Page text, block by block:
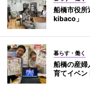
船橋市役所
kibaco」
暮らす・働く
船橋の産
育てイベン